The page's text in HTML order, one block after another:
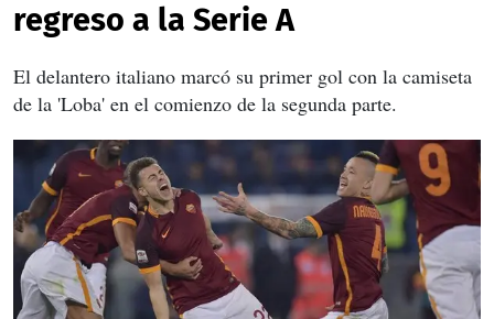
regreso a la Serie A
El delantero italiano marcó su primer gol con la camiseta
de la 'Loba' en el comienzo de la segunda parte.